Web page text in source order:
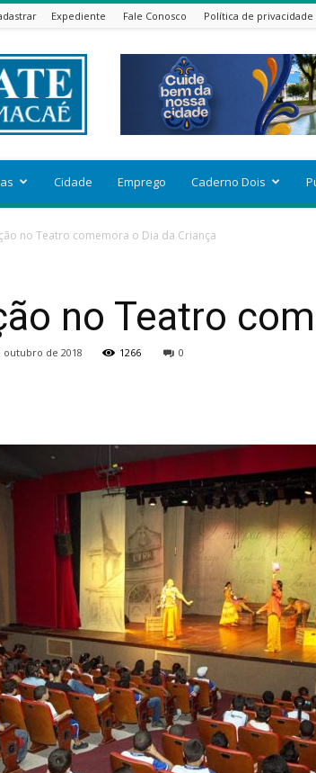
Expediente Fale Conosco Política de privacidade
Cidade Emprego Caderno Dois
no Teatro comemora o Dia da Criança
no Teatro
outubro de 2018 1266 0